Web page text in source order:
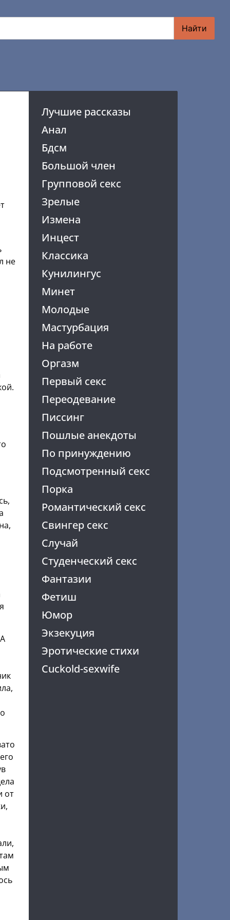
Найти
Лучшие рассказы
Анал
Бдсм
Большой член
Групповой секс
Зрелые
Измена
Инцест
Классика
Кунилингус
Минет
Молодые
Мастурбация
На работе
Оргазм
Первый секс
Переодевание
Писсинг
Пошлые анекдоты
По принуждению
Подсмотренный секс
Порка
Романтический секс
Свингер секс
Случай
Студенческий секс
Фантазии
Фетиш
Юмор
Экзекуция
Эротические стихи
Cuckold-sexwife
не
от